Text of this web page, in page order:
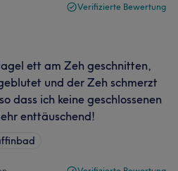
Verifizierte Bewertung
ett am Zeh geschnitten,
und der Zeh schmerzt
dass ich keine geschlossenen
enttäuschend!